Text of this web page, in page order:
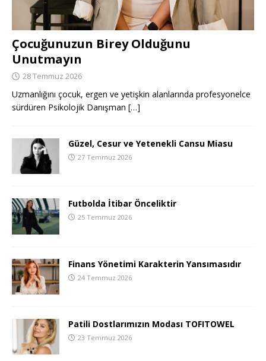
Çocuğunuzun Birey Olduğunu
Unutmayın
28 Temmuz 2026
Uzmanlığını çocuk, ergen ve yetişkin alanlarında profesyonelce
sürdüren Psikolojik Danışman […]
Güzel, Cesur ve Yetenekli Cansu Miasu
27 Temmuz 2026
Futbolda İtibar Önceliktir
25 Temmuz 2026
Finans Yönetimi Karakterin Yansımasıdır
24 Temmuz 2026
Patili Dostlarımızın Modası TOFITOWEL
23 Temmuz 2026